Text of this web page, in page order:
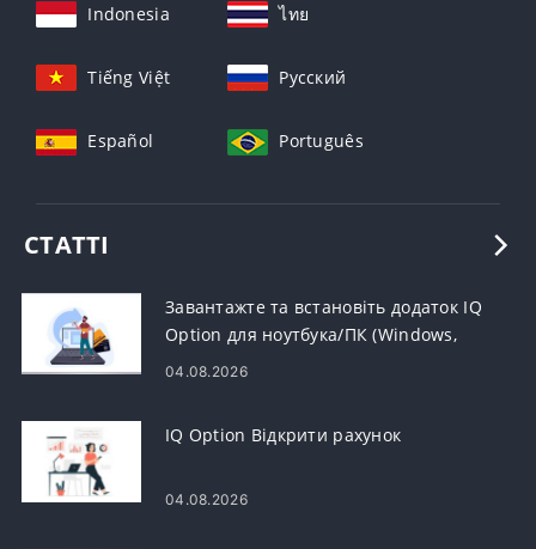
Indonesia ไทย
Tiếng Việt Русский
Español Português
СТАТТІ
Завантажте та встановіть додаток IQ
Option для ноутбука/ПК (Windows,
macOS)
04.08.2026
IQ Option Відкрити рахунок
04.08.2026